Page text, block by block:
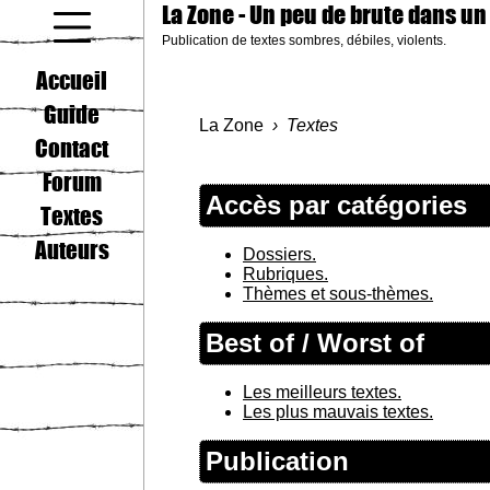
La Zone- Un peu de brute dans
Publication de textes sombres, débiles, violents.
Accueil
Guide
Contact
Forum
Textes
Auteurs
La Zone Textes
Accès par catégories
Dossiers.
Rubriques.
Thèmes et sous-thèmes.
Best of / Worst of
Les meilleurs textes.
Les plus mauvais textes.
Publication